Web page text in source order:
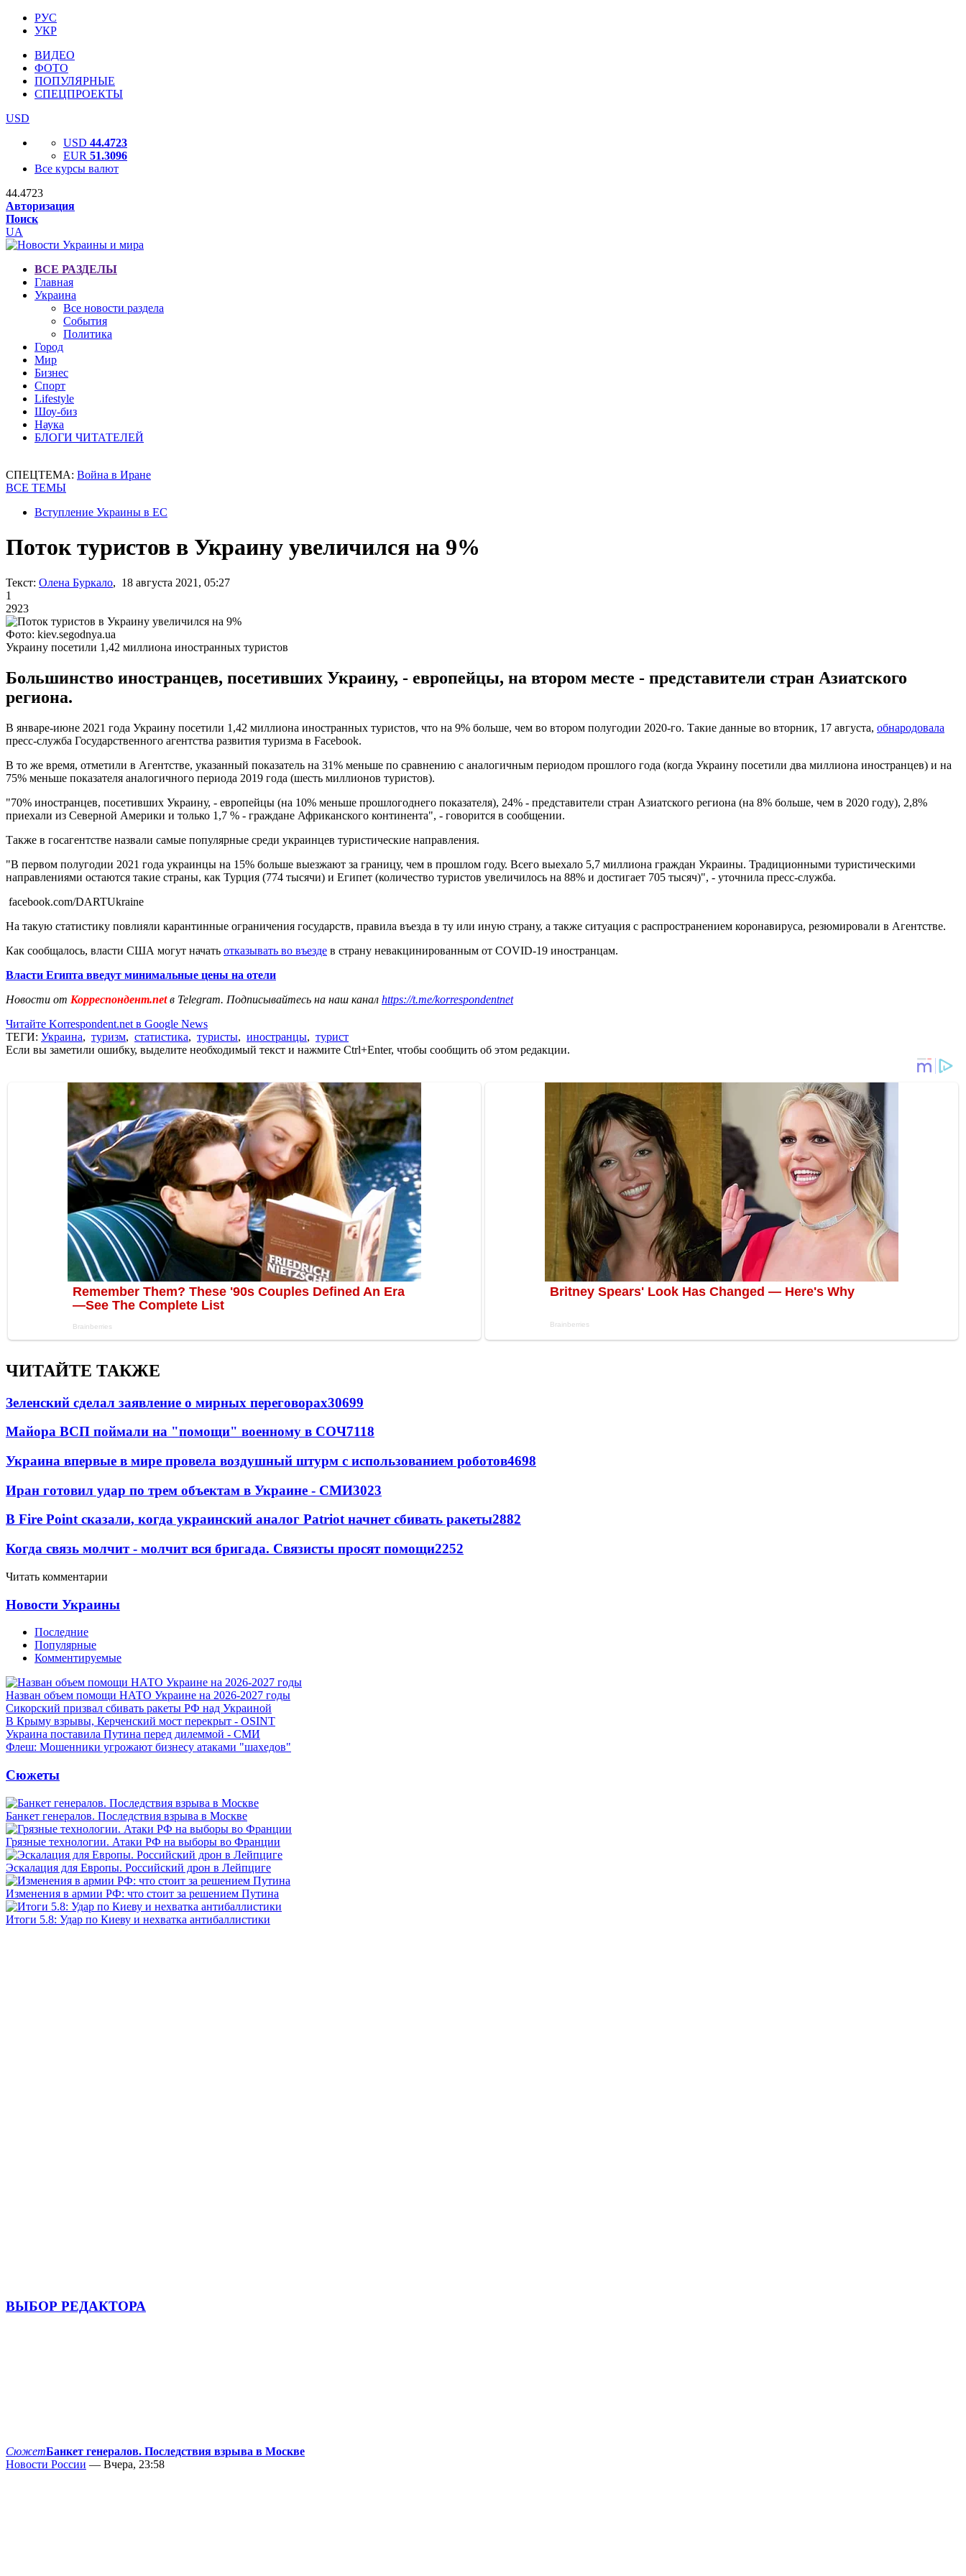
РУС
УКР
ВИДЕО
ФОТО
ПОПУЛЯРНЫЕ
СПЕЦПРОЕКТЫ
USD
USD 44.4723
EUR 51.3096
Все курсы валют
44.4723
Авторизация
Поиск
UA
ВСЕ РАЗДЕЛЫ
Главная
Украина
Все новости раздела
События
Политика
Город
Мир
Бизнес
Спорт
Lifestyle
Шоу-биз
Наука
БЛОГИ ЧИТАТЕЛЕЙ
СПЕЦТЕМА: Война в Иране
ВСЕ ТЕМЫ
Вступление Украины в ЕС
Поток туристов в Украину увеличился на 9%
Текст: Олена Буркало, 18 августа 2021, 05:27
1
2923
Фото: kiev.segodnya.ua
Украину посетили 1,42 миллиона иностранных туристов
Большинство иностранцев, посетивших Украину, - европейцы, на втором месте - представители стран Азиатского
региона.
В январе-июне 2021 года Украину посетили 1,42 миллиона иностранных туристов, что на 9% больше, чем во втором полугодии 2020-го. Такие данные во вторник, 17 августа, обнародовала
пресс-служба Государственного агентства развития туризма в Facebook.
В то же время, отметили в Агентстве, указанный показатель на 31% меньше по сравнению с аналогичным периодом прошлого года (когда Украину посетили два миллиона иностранцев) и на
75% меньше показателя аналогичного периода 2019 года (шесть миллионов туристов).
"70% иностранцев, посетивших Украину, - европейцы (на 10% меньше прошлогоднего показателя), 24% - представители стран Азиатского региона (на 8% больше, чем в 2020 году), 2,8%
приехали из Северной Америки и только 1,7 % - граждане Африканского континента", - говорится в сообщении.
Также в госагентстве назвали самые популярные среди украинцев туристические направления.
"В первом полугодии 2021 года украинцы на 15% больше выезжают за границу, чем в прошлом году. Всего выехало 5,7 миллиона граждан Украины. Традиционными туристическими
направлениями остаются такие страны, как Турция (774 тысячи) и Египет (количество туристов увеличилось на 88% и достигает 705 тысяч)", - уточнила пресс-служба.
facebook.com/DARTUkraine
На такую статистику повлияли карантинные ограничения государств, правила въезда в ту или иную страну, а также ситуация с распространением коронавируса, резюмировали в Агентстве.
Как сообщалось, власти США могут начать отказывать во въезде в страну невакцинированным от COVID-19 иностранцам.
Власти Египта введут минимальные цены на отели
Новости от Корреспондент.netв Telegram. Подписывайтесь на наш канал https://t.me/korrespondentnet
Читайте Korrespondent.net в Google News
ТЕГИ: Украина, туризм, статистика, туристы, иностранцы, турист
Если вы заметили ошибку, выделите необходимый текст и нажмите Ctrl+Enter, чтобы сообщить об этом редакции.
ЧИТАЙТЕ ТАКЖЕ
Зеленский сделал заявление о мирных переговорах30699
Майора ВСП поймали на "помощи" военному в СОЧ7118
Украина впервые в мире провела воздушный штурм с использованием роботов4698
Иран готовил удар по трем объектам в Украине - СМИ3023
В Fire Point сказали, когда украинский аналог Patriot начнет сбивать ракеты2882
Когда связь молчит - молчит вся бригада. Связисты просят помощи2252
Читать комментарии
Новости Украины
Последние
Популярные
Комментируемые
Назван объем помощи НАТО Украине на 2026-2027 годы
Сикорский призвал сбивать ракеты РФ над Украиной
В Крыму взрывы, Керченский мост перекрыт - OSINT
Украина поставила Путина перед дилеммой - СМИ
Флеш: Мошенники угрожают бизнесу атаками "шахедов"
Сюжеты
Банкет генералов. Последствия взрыва в Москве
Грязные технологии. Атаки РФ на выборы во Франции
Эскалация для Европы. Российский дрон в Лейпциге
Изменения в армии РФ: что стоит за решением Путина
Итоги 5.8: Удар по Киеву и нехватка антибаллистики
ВЫБОР РЕДАКТОРА
СюжетБанкет генералов. Последствия взрыва в Москве
Новости России — Вчера, 23:58